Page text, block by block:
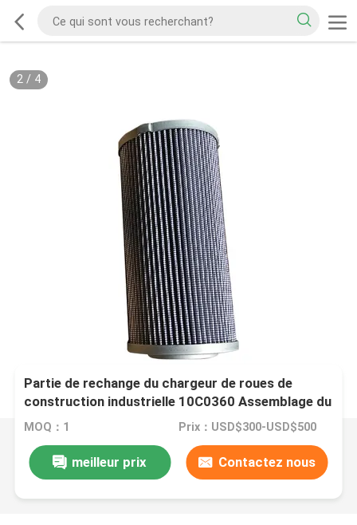
2/ 4
Partie de rechange du chargeur de roues de
construction industrielle 10C0360 Assemblage du
cylindre de direction pour Liugong
MOQ：1 Prix：USD$300-USD$500
meilleur prix Contactez nous